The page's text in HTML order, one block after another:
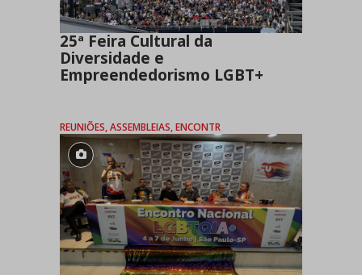
25ª Feira Cultural da
Diversidade e
Empreendedorismo LGBT+
REUNIÕES, ASSEMBLEIAS, ENCONTR